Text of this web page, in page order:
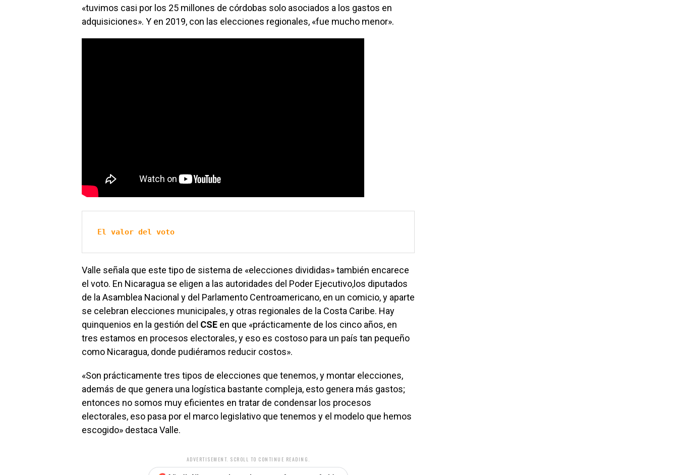
«tuvimos casi por los 25 millones de córdobas solo asociados a los gastos en
adquisiciones». Y en 2019, con las elecciones regionales, «fue mucho menor».
El valor del voto
Valle señala que este tipo de sistema de «elecciones divididas» también encarece
el voto. En Nicaragua se eligen a las autoridades del Poder Ejecutivo,los diputados
de la Asamblea Nacional y del Parlamento Centroamericano, en un comicio, y aparte
se celebran elecciones municipales, y otras regionales de la Costa Caribe. Hay
quinquenios en la gestión del CSE en que «prácticamente de los cinco años, en
tres estamos en procesos electorales, y eso es costoso para un país tan pequeño
como Nicaragua, donde pudiéramos reducir costos».
«Son prácticamente tres tipos de elecciones que tenemos, y montar elecciones,
además de que genera una logística bastante compleja, esto genera más gastos;
entonces no somos muy eficientes en tratar de condensar los procesos
electorales, eso pasa por el marco legislativo que tenemos y el modelo que hemos
escogido» destaca Valle.
ADVERTISEMENT. SCROLL TO CONTINUE READING.